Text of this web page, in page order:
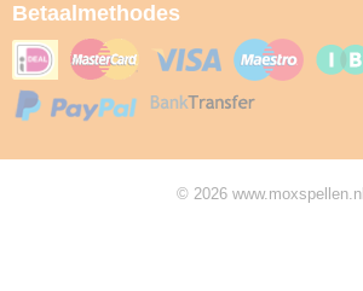
Betaalmethodes
© 2026 www.moxspellen.nl